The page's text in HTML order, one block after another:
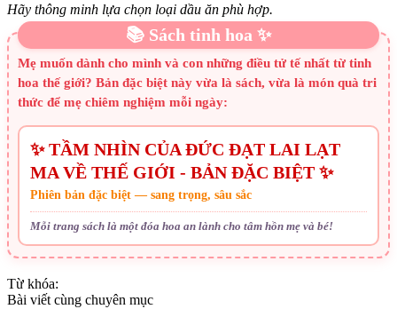
Hãy thông minh lựa chọn loại dầu ăn phù hợp.
📚 Sách tinh hoa ✨
Mẹ muốn dành cho mình và con những điều tử tế nhất từ tinh
hoa thế giới? Bản đặc biệt này vừa là sách, vừa là món quà tri
thức để mẹ chiêm nghiệm mỗi ngày:
✨ TẦM NHÌN CỦA ĐỨC ĐẠT LAI LẠT
MA VỀ THẾ GIỚI - BẢN ĐẶC BIỆT ✨
Phiên bản đặc biệt — sang trọng, sâu sắc
Mỗi trang sách là một đóa hoa an lành cho tâm hồn mẹ và bé!
Từ khóa:
Bài viết cùng chuyên mục